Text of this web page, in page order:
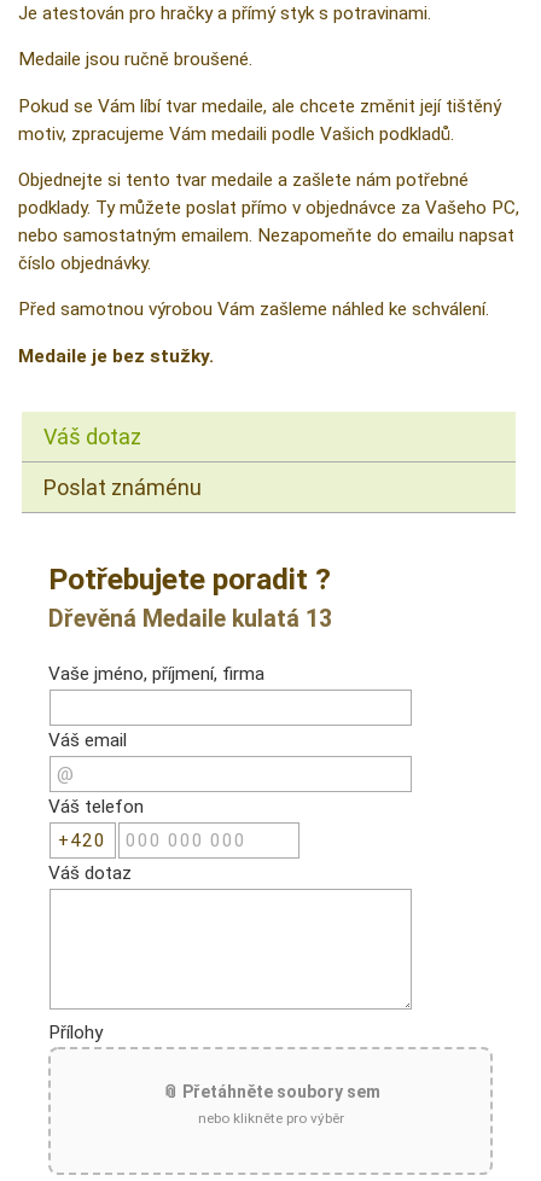
Je atestován pro hračky a přímý styk s potravinami.
Medaile jsou ručně broušené.
Pokud se Vám líbí tvar medaile, ale chcete změnit její tištěný
motiv, zpracujeme Vám medaili podle Vašich podkladů.
Objednejte si tento tvar medaile a zašlete nám potřebné
podklady. Ty můžete poslat přímo v objednávce za Vašeho PC,
nebo samostatným emailem. Nezapomeňte do emailu napsat
číslo objednávky.
Před samotnou výrobou Vám zašleme náhled ke schválení.
Medaile je bez stužky.
Váš dotaz
Poslat známénu
Potřebujete poradit ?
Dřevěná Medaile kulatá 13
Vaše jméno, příjmení, firma
Váš email
Váš telefon
Váš dotaz
Přílohy
📎 Přetáhněte soubory sem
nebo klikněte pro výběr